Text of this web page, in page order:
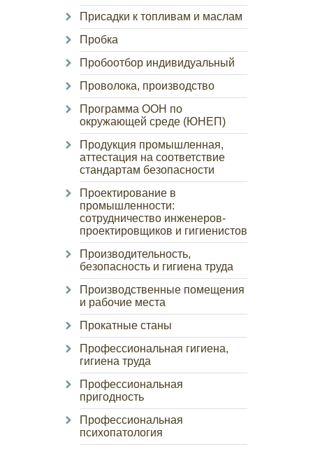
Присадки к топливам и маслам
Пробка
Пробоотбор индивидуальный
Проволока, производство
Программа ООН по
окружающей среде (ЮНЕП)
Продукция промышленная,
аттестация на соответствие
стандартам безопасности
Проектирование в
промышленности:
сотрудничество инженеров-
проектировщиков и гигиенистов
Производительность,
безопасность и гигиена труда
Производственные помещения
и рабочие места
Прокатные станы
Профессиональная гигиена,
гигиена труда
Профессиональная
пригодность
Профессиональная
психопатология